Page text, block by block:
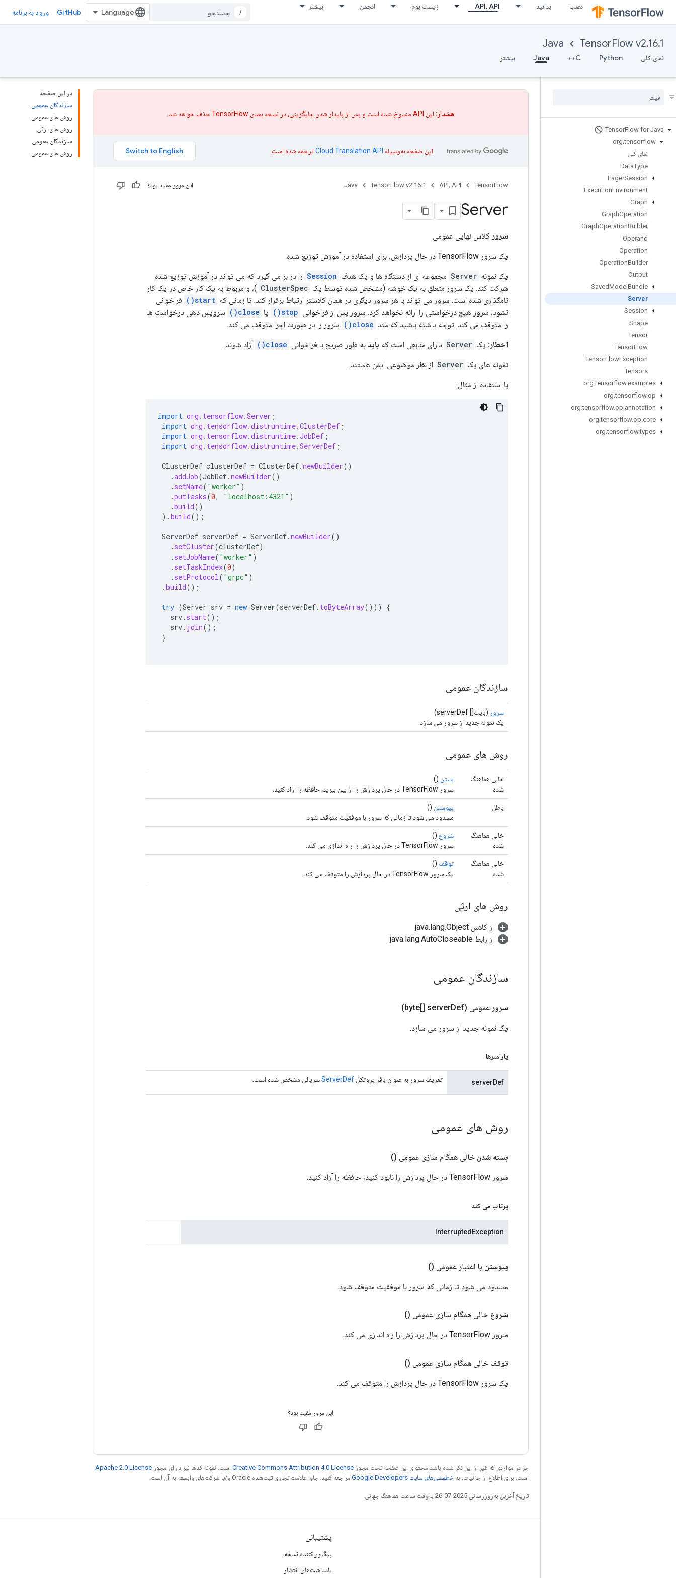
نصب بدانید API، API زیست بوم انجمن بیشتر
/
GitHub ورود به برنامه
TensorFlow v2.16.1
Java
نمای کلی Python
C++
Java بیشتر
TensorFlow for Java
org.tensorflow
نمای کلی
DataType
EagerSession
ExecutionEnvironment
Graph
GraphOperation
GraphOperationBuilder
Operand
Operation
OperationBuilder
Output
SavedModel Bundle
Server
Session
Shape
Tensor
TensorFlow
TensorFlowException
Tensors
org.tensorflow.examples
org.tensorflow.op
org.tensorflow.op.annotation
org.tensorflow.op.core
org.tensorflow.types
در این صفحه
سازندگان عمومی
روش های عمومی
روش های ارثی
سازندگان عمومی
روش های عمومی
هشدار: این API منسوخ شده است و پس از پایدار شدن جایگزینی، در نسخه بعدی TensorFlow حذف خواهد شد.
این صفحه به‌وسیله ترجمه شده است.
TensorFlow API، API TensorFlow v2.16.1
Java این مرور مفید بود؟
Server
سرور کلاس نهایی عمومی
یک سرور TensorFlow در حال پردازش، برای استفاده در آموزش توزیع شده.
یک نمونه Server مجموعه ای از دستگاه ها و یک هدف Session را در بر می گیرد که می تواند در آموزش توزیع شده
شرکت کند. یک سرور متعلق به یک خوشه (مشخص شده توسط یک ClusterSpec )، و مربوط به یک کار خاص در یک کار
نامگذاری شده است. سرور می تواند با هر سرور دیگری در همان کلاستر ارتباط برقرار کند. تا زمانی که start()
فراخوانی
نشود، سرور هیچ درخواستی را ارائه نخواهد کرد. سرور پس از فراخوانی
stop() یا close()
سرویس دهی درخواست ها
را متوقف می کند. توجه داشته باشید که متد close() سرور را در صورت اجرا متوقف می کند.
اخطار: یک Server دارای منابعی است که باید به طور صریح با فراخوانی close() آزاد شوند.
نمونه های یک Server از نظر موضوعی ایمن هستند.
با استفاده از مثال:
import org.tensorflow.Server ;
import org.tensorflow.distruntime.ClusterDef ;
import org.tensorflow.distruntime.JobDef ;
import org.tensorflow.distruntime.ServerDef ;
ClusterDef clusterDef = ClusterDef.newBuilder()
.addJob(JobDef.newBuilder()
. setName( "worker" )
.putTasks(0, "localhost:4321" )
.build()
).build();
ServerDef serverDef = ServerDef.newBuilder()
. setCluster(clusterDef)
. setJobName( "worker" )
. setTaskIndex(0)
. setProtocol ( "grpc" )
.build();
try (Server srv = new Server(serverDef. toByteArray()))
{
srv. start();
srv. join();
}
سازندگان عمومی
سرور (بایت[] serverDef)
یک نمونه جدید از سرور می سازد.
روش های عمومی
خالی هماهنگ
شده
بستن ()
سرور TensorFlow در حال پردازش را از بین ببرید، حافظه را آزاد کنید.
باطل پیوستن ()
مسدود می شود تا زمانی که سرور با موفقیت متوقف شود.
خالی هماهنگ
شده
شروع ()
سرور TensorFlow در حال پردازش را راه اندازی می کند.
خالی هماهنگ
شده
توقف ()
یک سرور TensorFlow در حال پردازش را متوقف می کند.
روش های ارثی
از کلاس java.lang.Object
از رابط java.lang.AutoCloseable
سازندگان عمومی
سرور عمومی (byte[] server
Def)
یک نمونه جدید از سرور می سازد.
پارامترها
serverDef تعریف سرور به عنوان بافر پروتکل ServerDefسریالی مشخص شده است.
روش های عمومی
بسته شدن خالی همگام سازی عمومی ()
سرور TensorFlow در حال پردازش را نابود کنید، حافظه را آزاد کنید.
پرتاب می کند
InterruptedException
پیوستن با اعتبار عمومی ()
مسدود می شود تا زمانی که سرور با موفقیت متوقف شود.
شروع خالی همگام سازی عمومی ()
سرور TensorFlow در حال پردازش را راه اندازی می کند.
توقف خالی همگام سازی عمومی ()
یک سرور TensorFlow در حال پردازش را متوقف می کند.
این مرور مفید بود؟
جز در مواردی که غیر از این ذکر شده باشد،‌محتوای این صفحه تحت مجوز Creative Commons Attribution 4.0 License است. نمونه کدها نیز دارای مجوز Apache 2.0 License
است. برای اطلاع از جزئیات، به خطمشی‌های سایت Google Developers‏ مراجعه کنید. جاوا علامت تجاری ثبت‌شده Oracle و/یا شرکت‌های وابسته به آن است.
تاریخ آخرین به‌روزرسانی 2025-07-26 به‌وقت ساعت هماهنگ جهانی.
پشتیبانی
پیگیری‌کننده نسخه
یادداشت‌های انتشار